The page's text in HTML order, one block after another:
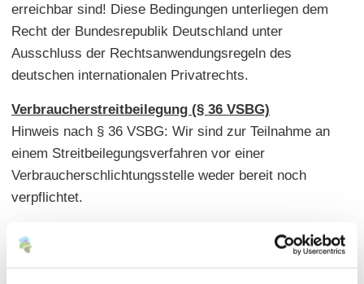
erreichbar sind! Diese Bedingungen unterliegen dem
Recht der Bundesrepublik Deutschland unter
Ausschluss der Rechtsanwendungsregeln des
deutschen internationalen Privatrechts.
Verbraucherstreitbeilegung (§ 36 VSBG)
Hinweis nach § 36 VSBG: Wir sind zur Teilnahme an
einem Streitbeilegungsverfahren vor einer
Verbraucherschlichtungsstelle weder bereit noch
verpflichtet.
Für die Richtigkeit der Tourismus GmbH "Im Herzen